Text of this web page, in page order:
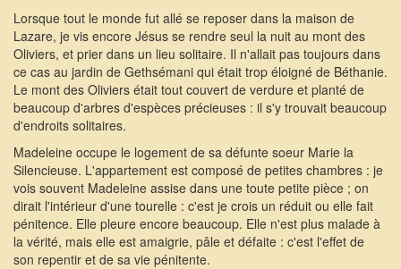
Lorsque tout le monde fut allé se reposer dans la maison de
Lazare, je vis encore Jésus se rendre seul la nuit au mont des
Oliviers, et prier dans un lieu solitaire. Il n'allait pas toujours dans
ce cas au jardin de Gethsémani qui était trop éloigné de Béthanie.
Le mont des Oliviers était tout couvert de verdure et planté de
beaucoup d'arbres d'espèces précieuses : il s'y trouvait beaucoup
d'endroits solitaires.
Madeleine occupe le logement de sa défunte soeur Marie la
Silencieuse. L'appartement est composé de petites chambres : je
vois souvent Madeleine assise dans une toute petite pièce ; on
dirait l'intérieur d'une tourelle : c'est je crois un réduit ou elle fait
pénitence. Elle pleure encore beaucoup. Elle n'est plus malade à
la vérité, mais elle est amaigrie, pâle et défaite : c'est l'effet de
son repentir et de sa vie pénitente.